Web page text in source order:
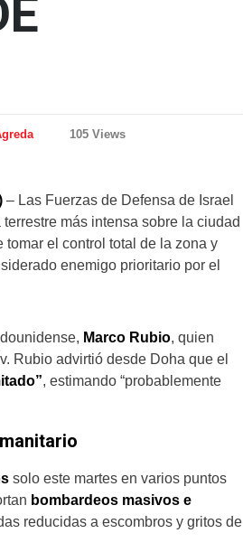
105 Views
– Las Fuerzas de Defensa de Israel
más intensa sobre la ciudad
el control total de la zona y
enemigo prioritario por el
Marco Rubio, quien
Rubio advirtió desde Doha que el
, estimando “probablemente
solo este martes en varios puntos
bombardeos masivos e
reducidas a escombros y gritos de